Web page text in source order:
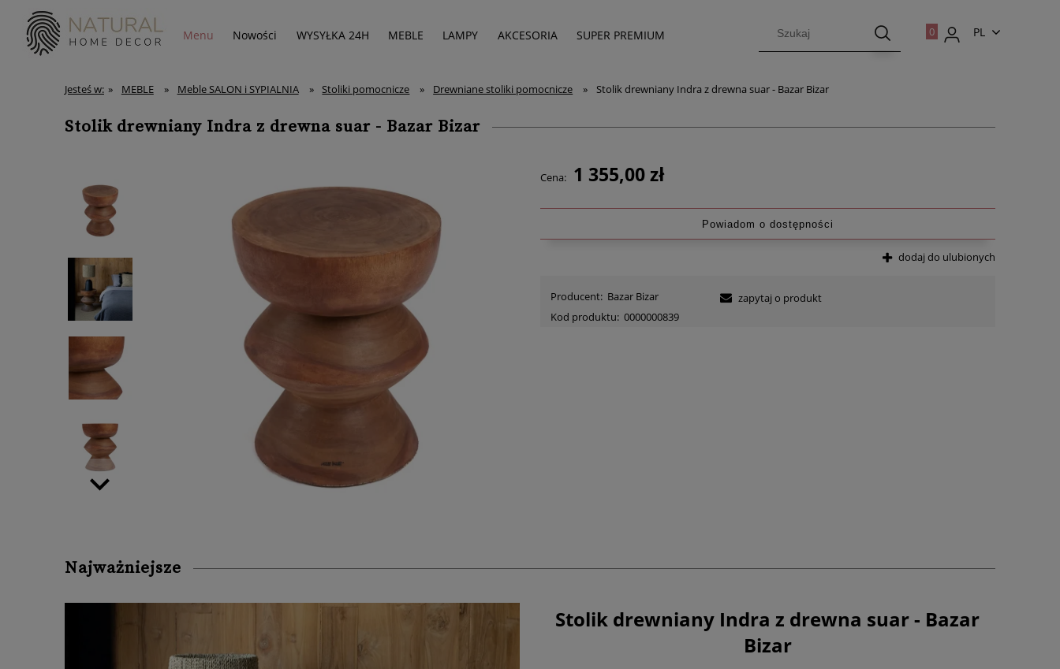
Menu Nowości WYSYŁKA 24H MEBLE LAMPY AKCESORIA SUPER PREMIUM
PL
Jesteś w: » MEBLE » Meble SALON i SYPIALNIA » Stoliki pomocnicze » Drewniane stoliki pomocnicze » Stolik drewniany Indra z drewna suar - Bazar Bizar
Stolik drewniany Indra z drewna suar - Bazar Bizar
Cena: 1 355,00 zł
Powiadom o dostępności
dodaj do ulubionych
Producent: Bazar Bizar
Kod produktu: 0000000839
zapytaj o produkt
Najważniejsze
Stolik drewniany Indra z drewna suar - Bazar
Bizar